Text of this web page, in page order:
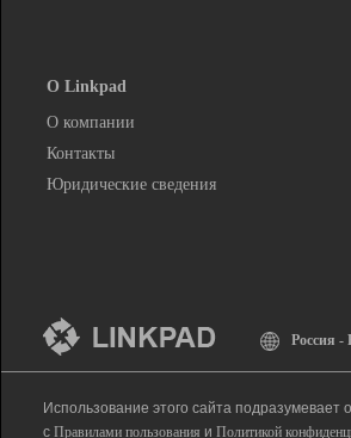
О Linkpad
О компании
Контакты
Юридические сведения
Россия -
Использование этого сайта подразумевает
с Правилами пользования и Политикой